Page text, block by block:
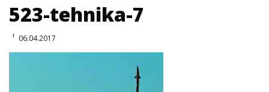
523-tehnika-7
06.04.2017